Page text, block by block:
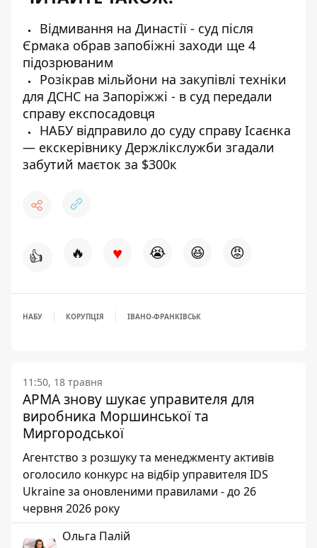
Відмивання на Династії - суд після
Єрмака обрав запобіжні заходи ще 4
підозрюваним
Розікрав мільйони на закупівлі техніки
для ДСНС на Запоріжжі - в суд передали
справу експосадовця
НАБУ відправило до суду справу Ісаєнка
— екскерівнику Держлікслужби згадали
забутий маєток за $300к
👍 🔥 ♥ 😭 😆 😡
НАБУ КОРУПЦІЯ ІВАНО-ФРАНКІВСЬК
11:50, 18 травня
АРМА знову шукає управителя для
виробника Моршинської та
Миргородської
Агентство з розшуку та менеджменту активів
оголосило конкурс на відбір управителя IDS
Ukraine за оновленими правилами - до 26
червня 2026 року
Ольга Палій